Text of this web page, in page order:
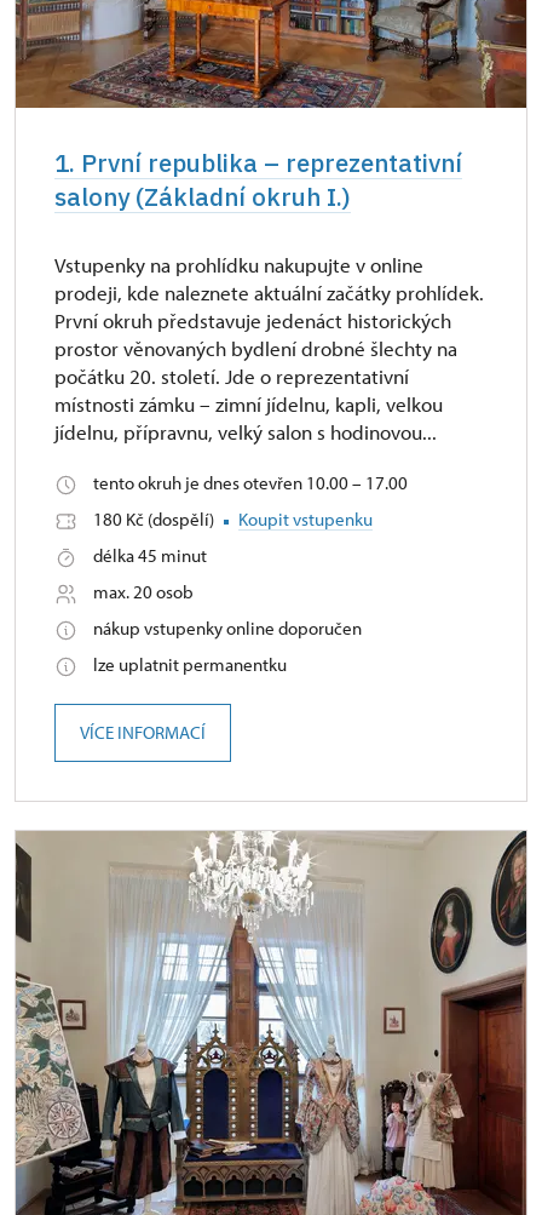
1. První republika – reprezentativní
salony (Základní okruh I.)
Vstupenky na prohlídku nakupujte v online
prodeji, kde naleznete aktuální začátky prohlídek.
První okruh představuje jedenáct historických
prostor věnovaných bydlení drobné šlechty na
počátku 20. století. Jde o reprezentativní
místnosti zámku – zimní jídelnu, kapli, velkou
jídelnu, přípravnu, velký salon s hodinovou...
tento okruh je dnes otevřen 10.00 – 17.00
180 Kč (dospělí)
Koupit vstupenku
délka 45 minut
max. 20 osob
nákup vstupenky online doporučen
lze uplatnit permanentku
VÍCE INFORMACÍ